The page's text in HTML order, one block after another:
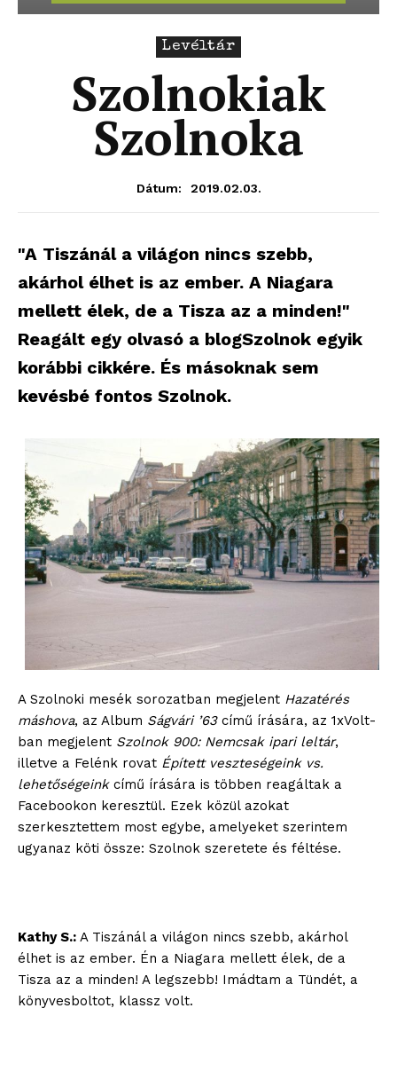
Levéltár
Szolnokiak
Szolnoka
Dátum: 2019.02.03.
"A Tiszánál a világon nincs szebb,
akárhol élhet is az ember. A Niagara
mellett élek, de a Tisza az a minden!"
Reagált egy olvasó a blogSzolnok egyik
korábbi cikkére. És másoknak sem
kevésbé fontos Szolnok.
A Szolnoki mesék sorozatban megjelent Hazatérés
máshova, az Album Ságvári ’63című írására, az 1xVolt-
ban megjelent Szolnok 900: Nemcsak ipari leltár,
illetve a Felénk rovat Épített veszteségeink vs.
lehetőségeinkcímű írására is többen reagáltak a
Facebookon keresztül. Ezek közül azokat
szerkesztettem most egybe, amelyeket szerintem
ugyanaz köti össze: Szolnok szeretete és féltése.
Kathy S.: A Tiszánál a világon nincs szebb, akárhol
élhet is az ember. Én a Niagara mellett élek, de a
Tisza az a minden! A legszebb! Imádtam a Tündét, a
könyvesboltot, klassz volt.